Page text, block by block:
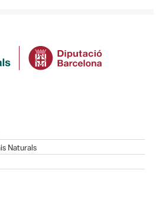
Naturals